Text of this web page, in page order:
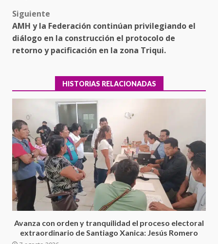
Siguiente
AMH y la Federación continúan privilegiando el
diálogo en la construcción el protocolo de
retorno y pacificación en la zona Triqui.
HISTORIAS RELACIONADAS
Avanza con orden y tranquilidad el proceso electoral
extraordinario de Santiago Xanica: Jesús Romero
3
Ciudad Salud: justicia social para
Oaxaca